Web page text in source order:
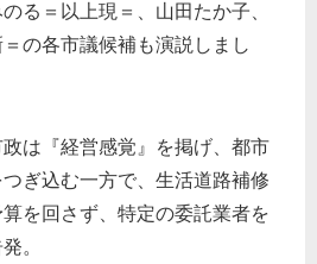
る＝以上現＝、山田たか子、
の各市議候補も演説しまし
は『経営感覚』を掲げ、都市
ぎ込む一方で、生活道路補修
を回さず、特定の委託業者を
。